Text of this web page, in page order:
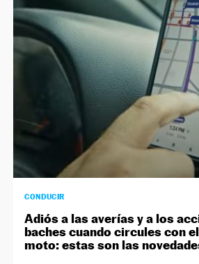
NEWSLETTER
CONDUCIR
Adiós a las averías y a los
baches cuando circules con
moto: estas son las